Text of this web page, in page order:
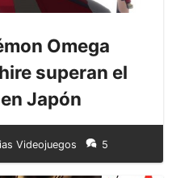
Omega
superan el
Japón
Videojuegos 5